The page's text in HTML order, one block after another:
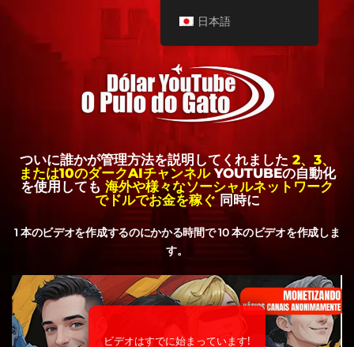
ついに誰かが管理方法を説明してくれました 2、3、
または10のダークAIチャンネルYOUTUBEの自動化
を使用しても 海外や様々なソーシャルネットワーク
でドルでお金を稼ぐ 同時に
1 本のビデオを作成するのにかかる時間で 10 本のビデオを作成しま
す。
ビデオはすでに始まっています!
日本語